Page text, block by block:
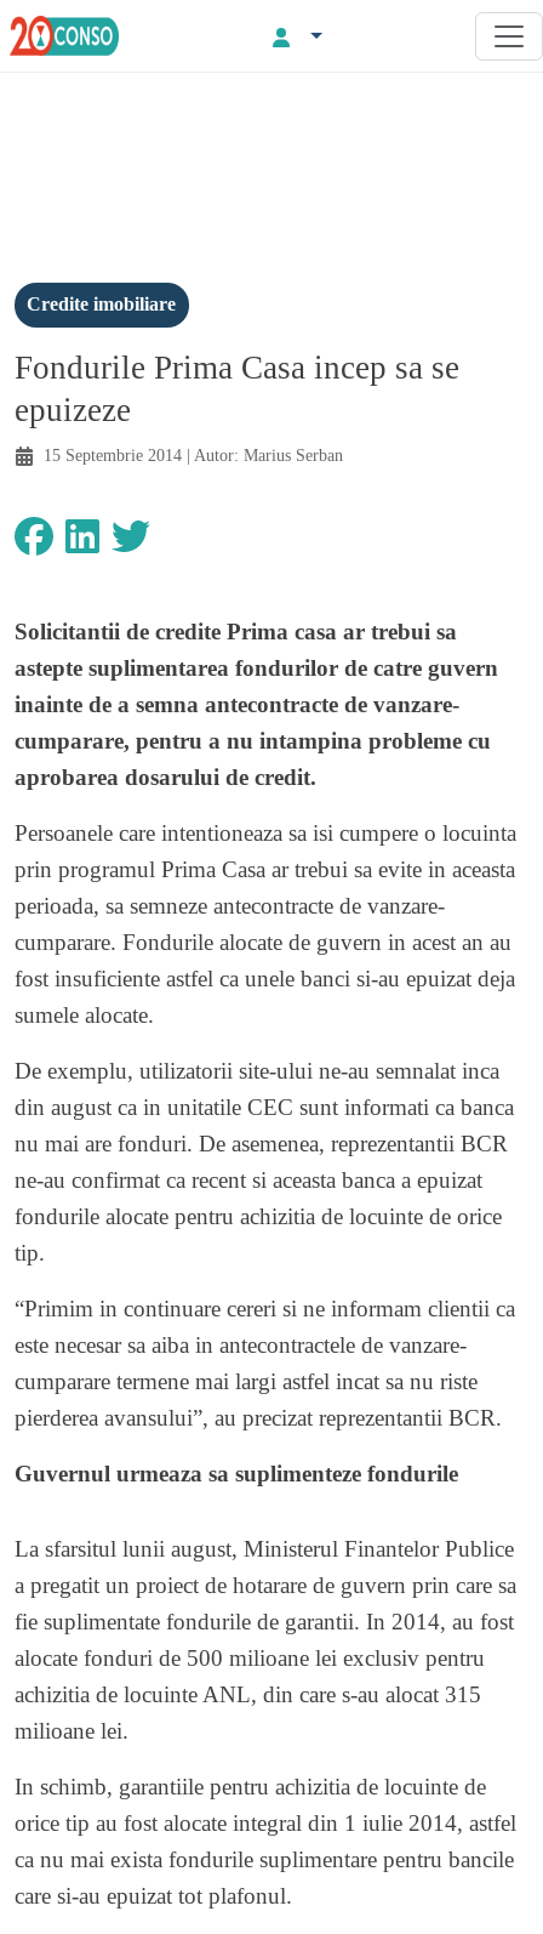
Credite imobiliare
Fondurile Prima Casa incep sa se
epuizeze
15 Septembrie 2014 | Autor: Marius Serban
Solicitantii de credite Prima casa ar trebui sa
astepte suplimentarea fondurilor de catre guvern
inainte de a semna antecontracte de vanzare-
cumparare, pentru a nu intampina probleme cu
aprobarea dosarului de credit.
Persoanele care intentioneaza sa isi cumpere o locuinta
prin programul Prima Casa ar trebui sa evite in aceasta
perioada, sa semneze antecontracte de vanzare-
cumparare. Fondurile alocate de guvern in acest an au
fost insuficiente astfel ca unele banci si-au epuizat deja
sumele alocate.
De exemplu, utilizatorii site-ului ne-au semnalat inca
din august ca in unitatile CEC sunt informati ca banca
nu mai are fonduri. De asemenea, reprezentantii BCR
ne-au confirmat ca recent si aceasta banca a epuizat
fondurile alocate pentru achizitia de locuinte de orice
tip.
“Primim in continuare cereri si ne informam clientii ca
este necesar sa aiba in antecontractele de vanzare-
cumparare termene mai largi astfel incat sa nu riste
pierderea avansului”, au precizat reprezentantii BCR.
Guvernul urmeaza sa suplimenteze fondurile
La sfarsitul lunii august, Ministerul Finantelor Publice
a pregatit un proiect de hotarare de guvern prin care sa
fie suplimentate fondurile de garantii. In 2014, au fost
alocate fonduri de 500 milioane lei exclusiv pentru
achizitia de locuinte ANL, din care s-au alocat 315
milioane lei.
In schimb, garantiile pentru achizitia de locuinte de
orice tip au fost alocate integral din 1 iulie 2014, astfel
ca nu mai exista fondurile suplimentare pentru bancile
care si-au epuizat tot plafonul.